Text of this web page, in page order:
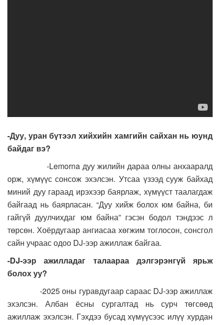
-Дуу, уран бүтээл хийхийн хамгийн сайхан нь юунд
байдаг вэ?
-Lemorna дуу жилийн дараа олны анхааралд
орж, хүмүүс сонсож эхэлсэн. Утсаа үзээд сууж байхад
миний дуу гараад ирэхээр баярлаж, хүмүүст таалагдаж
байгаад нь баярласан. “Дуу хийж болох юм байна, би
гайгүй дуулчихдаг юм байна” гэсэн бодол тэндээс л
төрсөн. Хоёрдугаар ангиасаа хөгжим тоглосон, сонсгол
сайн учраас одоо DJ-ээр ажиллаж байгаа.
-DJ-ээр ажилладаг талаараа дэлгэрэнгүй ярьж
болох уу?
-2025 оны гуравдугаар сараас DJ-ээр ажиллаж
эхэлсэн. Албан ёсны сургалтад нь сурч төгсөөд
ажиллаж эхэлсэн. Гэхдээ бусад хүмүүсээс илүү хурдан